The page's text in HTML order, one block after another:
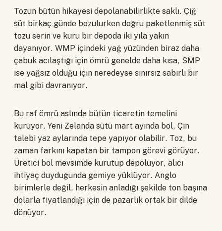
Tozun bütün hikayesi depolanabilirlikte saklı. Çiğ
süt birkaç günde bozulurken doğru paketlenmiş süt
tozu serin ve kuru bir depoda iki yıla yakın
dayanıyor. WMP içindeki yağ yüzünden biraz daha
çabuk acılaştığı için ömrü genelde daha kısa, SMP
ise yağsız olduğu için neredeyse sınırsız sabırlı bir
mal gibi davranıyor.
Bu raf ömrü aslında bütün ticaretin temelini
kuruyor. Yeni Zelanda sütü mart ayında bol, Çin
talebi yaz aylarında tepe yapıyor olabilir. Toz, bu
zaman farkını kapatan bir tampon görevi görüyor.
Üretici bol mevsimde kurutup depoluyor, alıcı
ihtiyaç duyduğunda gemiye yüklüyor. Anglo
birimlerle değil, herkesin anladığı şekilde ton başına
dolarla fiyatlandığı için de pazarlık ortak bir dilde
dönüyor.